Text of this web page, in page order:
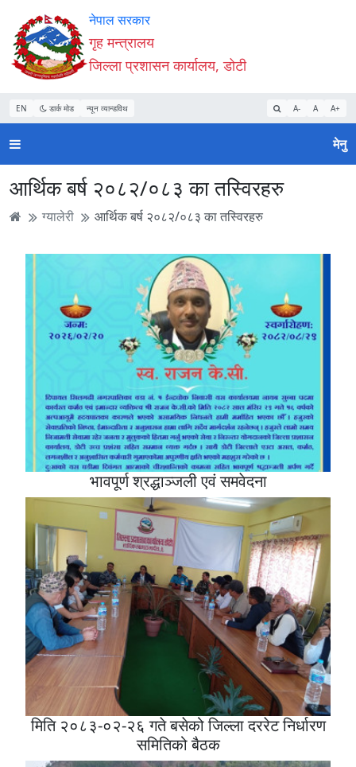
Accessibility
Mode
सुरु
गर्नुहोस्
सामाग्री
पढ्नुहाेस्
नेभिगेसन
पढ्नुहाेस्
वेबसाइट
खोजमा
जानुहोस्
नेपाल सरकार
गृह मन्त्रालय
जिल्ला प्रशासन कार्यालय, डोटी
EN डार्क मोड न्यून व्यान्डविथ A- A A+
मेनु
आर्थिक बर्ष २०८२/०८३ का तस्विरहरु
ग्यालेरी आर्थिक बर्ष २०८२/०८३ का तस्विरहरु
भावपूर्ण श्रद्धाञ्जली एवं समवेदना
मिति २०८३-०२-२६ गते बसेको जिल्ला दररेट निर्धारण
समितिको बैठक